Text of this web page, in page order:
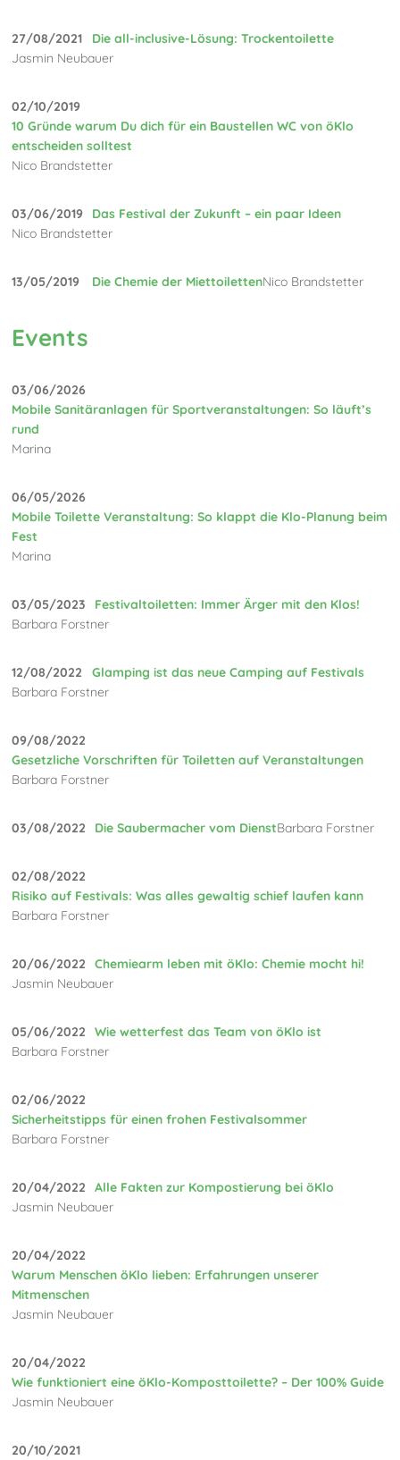
27/08/2021
Die all-inclusive-Lösung: Trockentoilette
Jasmin Neubauer
02/10/2019
10 Gründe warum Du dich für ein Baustellen WC von öKlo
entscheiden solltest
Nico Brandstetter
03/06/2019
Das Festival der Zukunft – ein paar Ideen
Nico Brandstetter
13/05/2019 Die Chemie der MiettoilettenNico Brandstetter
Events
03/06/2026
Mobile Sanitäranlagen für Sportveranstaltungen: So läuft’s
rund
Marina
06/05/2026
Mobile Toilette Veranstaltung: So klappt die Klo-Planung beim
Fest
Marina
03/05/2023
Festivaltoiletten: Immer Ärger mit den Klos!
Barbara Forstner
12/08/2022
Glamping ist das neue Camping auf Festivals
Barbara Forstner
09/08/2022
Gesetzliche Vorschriften für Toiletten auf Veranstaltungen
Barbara Forstner
03/08/2022 Die Saubermacher vom DienstBarbara Forstner
02/08/2022
Risiko auf Festivals: Was alles gewaltig schief laufen kann
Barbara Forstner
20/06/2022
Chemiearm leben mit öKlo: Chemie mocht hi!
Jasmin Neubauer
05/06/2022
Wie wetterfest das Team von öKlo ist
Barbara Forstner
02/06/2022
Sicherheitstipps für einen frohen Festivalsommer
Barbara Forstner
20/04/2022
Alle Fakten zur Kompostierung bei öKlo
Jasmin Neubauer
20/04/2022
Warum Menschen öKlo lieben: Erfahrungen unserer
Mitmenschen
Jasmin Neubauer
20/04/2022
Wie funktioniert eine öKlo-Komposttoilette? – Der 100% Guide
Jasmin Neubauer
20/10/2021